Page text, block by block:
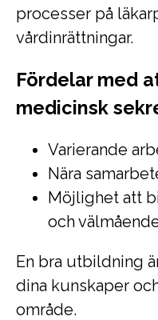
processer på
vårdinrättningar.
Fördelar med
medicinsk
Varierande
Nära
Möjlighet att
och
En bra utbildning
dina kunskaper
område.